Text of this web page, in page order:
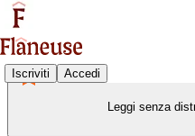
Iscriviti Accedi
Leggi senza